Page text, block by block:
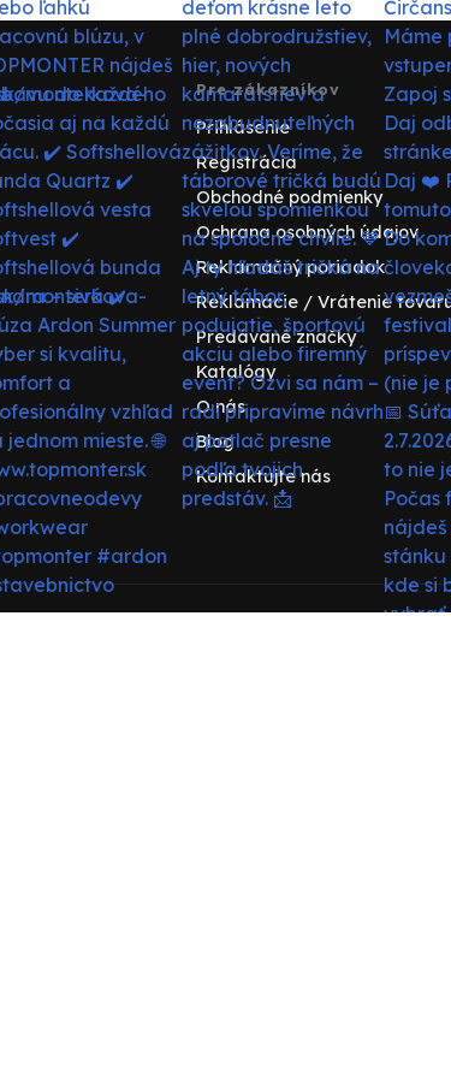
Pre zákazníkov
Prihlásenie
Registrácia
Obchodné podmienky
Ochrana osobných údajov
Reklamačný poriadok
Reklamácie / Vrátenie
Predávané značky
Katalógy
O nás
Blog
Kontaktujte nás